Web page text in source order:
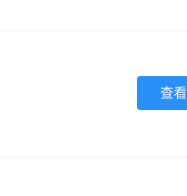
查